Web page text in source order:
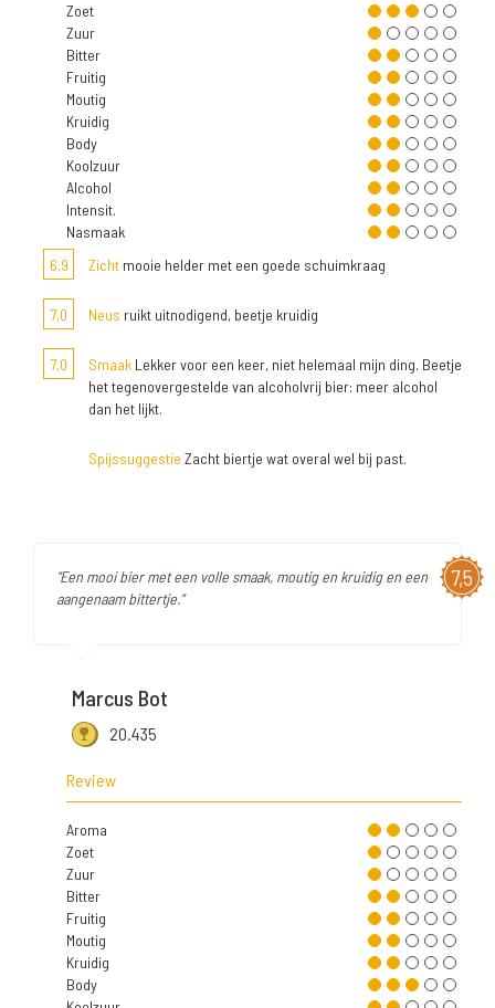
Zoet
Zuur
Bitter
Fruitig
Moutig
Kruidig
Body
Koolzuur
Alcohol
Intensit.
Nasmaak
6,9
Zicht mooie helder met een goede schuimkraag
7,0 Neus ruikt uitnodigend, beetje kruidig
7,0 Smaak Lekker voor een keer, niet helemaal mijn ding. Beetje
het tegenovergestelde van alcoholvrij bier: meer alcohol
dan het lijkt.
Spijssuggestie Zacht biertje wat overal wel bij past.
7,5
"Een mooi bier met een volle smaak, moutig en kruidig en een
aangenaam bittertje."
Marcus Bot
20.435
Review
Aroma
Zoet
Zuur
Bitter
Fruitig
Moutig
Kruidig
Body